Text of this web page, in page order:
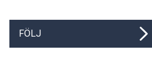
FÖLJ